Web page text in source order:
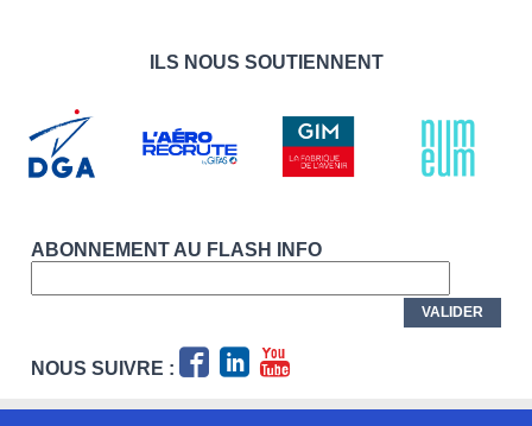
ILS NOUS SOUTIENNENT
ABONNEMENT AU FLASH INFO
NOUS SUIVRE :